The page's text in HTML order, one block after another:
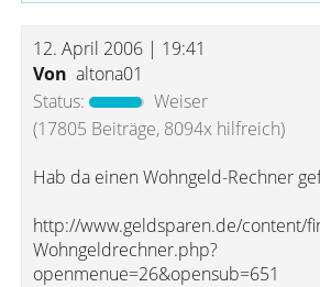
12. April 2006 | 19:41
Von altona01
Status:
Weiser
(17805 Beiträge, 8094x hilfreich)
Hab da einen Wohngeld-Rechner
http://www.geldsparen.de/content/
Wohngeldrechner.php?
openmenue=26&opensub=651